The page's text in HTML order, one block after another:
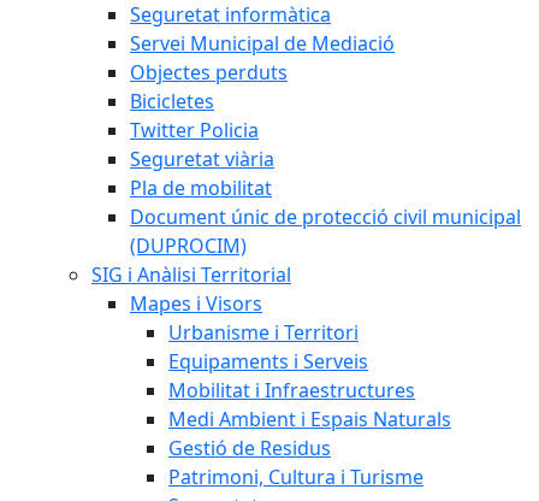
Seguretat informàtica
Servei Municipal de Mediació
Objectes perduts
Bicicletes
Twitter Policia
Seguretat viària
Pla de mobilitat
Document únic de protecció civil municipal
(DUPROCIM)
SIG i Anàlisi Territorial
Mapes i Visors
Urbanisme i Territori
Equipaments i Serveis
Mobilitat i Infraestructures
Medi Ambient i Espais Naturals
Gestió de Residus
Patrimoni, Cultura i Turisme